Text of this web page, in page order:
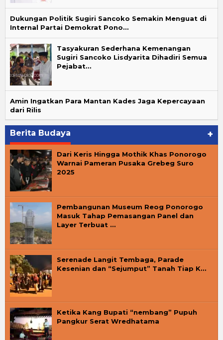
Dukungan Politik Sugiri Sancoko Semakin Menguat di
Internal Partai Demokrat Pono…
Tasyakuran Sederhana Kemenangan
Sugiri Sancoko Lisdyarita Dihadiri Semua
Pejabat…
Amin Ingatkan Para Mantan Kades Jaga Kepercayaan
dari Rilis
Berita Budaya +
Dari Keris Hingga Mothik Khas Ponorogo
Warnai Pameran Pusaka Grebeg Suro
2025
Pembangunan Museum Reog Ponorogo
Masuk Tahap Pemasangan Panel dan
Layer Terbuat …
Serenade Langit Tembaga, Parade
Kesenian dan “Sejumput” Tanah Tiap K…
Ketika Kang Bupati “nembang” Pupuh
Pangkur Serat Wredhatama